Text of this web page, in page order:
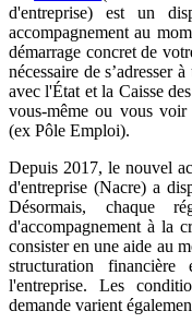
d'entreprise) est un
accompagnement au
démarrage concret de
nécessaire de s’adresser
avec l'État et la Caisse
vous-même ou vous
(ex Pôle Emploi).
Depuis 2017, le nouvel
d'entreprise (Nacre) a
Désormais, chaque
d'accompagnement à la
consister en une aide au
structuration
l'entreprise. Les
demande varient